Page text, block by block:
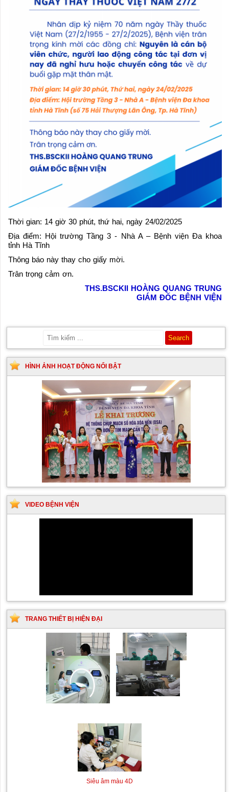
Thời gian: 14 giờ 30 phút, thứ hai, ngày 24/02/2025
Địa điểm: Hội trường Tầng 3 - Nhà A – Bệnh viện Đa khoa
tỉnh Hà Tĩnh
Thông báo này thay cho giấy mời.
Trân trọng cảm ơn.
THS.BSCKII HOÀNG QUANG TRUNG
GIÁM ĐỐC BỆNH VIỆN
HÌNH ẢNH HOẠT ĐỘNG NỔI BẬT
VIDEO BỆNH VIỆN
TRANG THIẾT BỊ HIỆN ĐẠI
Máy chụp cộng hưởng từ
MRI
Siêu âm Doppler xuyên
sọ
Kỹ thuật chụp mạch máu
não bằng hệ thống chụp
Siêu âm màu 4D